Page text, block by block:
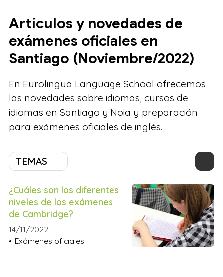
Artículos y novedades de
exámenes oficiales en
Santiago (Noviembre/2022)
En Eurolingua Language School ofrecemos
las novedades sobre idiomas, cursos de
idiomas en Santiago y Noia y preparación
para exámenes oficiales de inglés.
TEMAS
¿Cuáles son los diferentes
niveles de los exámenes
de Cambridge?
14/11/2022
Exámenes oficiales